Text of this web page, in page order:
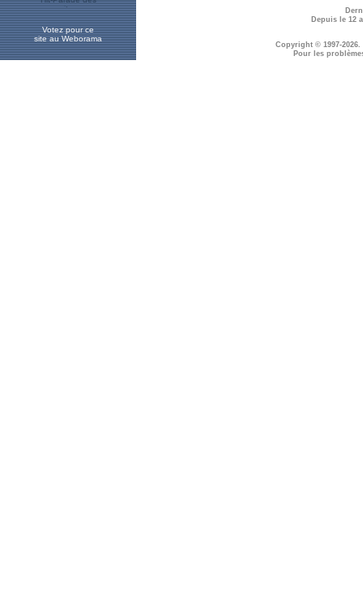
Votez pour ce
site au Weborama
Depuis le 12
Copyright © 1997-2026.
Pour les